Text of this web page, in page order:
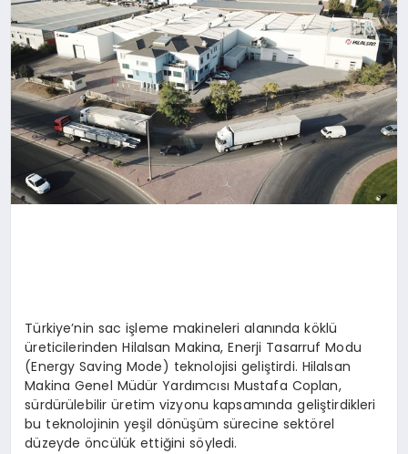
Türkiye’nin sac işleme makineleri alanında köklü
üreticilerinden Hilalsan Makina, Enerji Tasarruf Modu
(Energy Saving Mode) teknolojisi geliştirdi. Hilalsan
Makina Genel Müdür Yardımcısı Mustafa Coplan,
sürdürülebilir üretim vizyonu kapsamında geliştirdikleri
bu teknolojinin yeşil dönüşüm sürecine sektörel
düzeyde öncülük ettiğini söyledi.